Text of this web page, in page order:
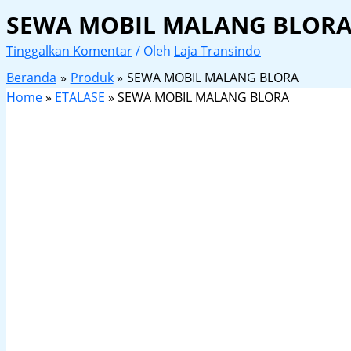
SEWA MOBIL MALANG
Tinggalkan Komentar/ Oleh Laja Transindo
Beranda
Produk
SEWA MOBIL MALANG BLORA
Home» ETALASE » SEWA MOBIL MALANG BLORA